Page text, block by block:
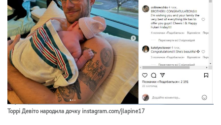
Торрі Девіто народила дочку instagram.com/jlapine17